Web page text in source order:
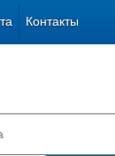
Контакты